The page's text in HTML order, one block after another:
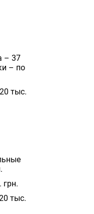
– 37
– по
тыс.
тыс.